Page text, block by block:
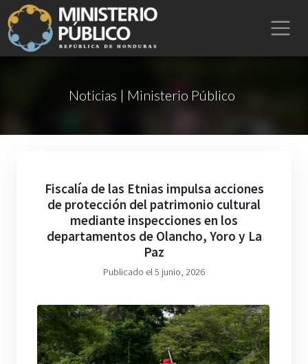
Noticias | Ministerio Público
Fiscalía de las Etnias impulsa acciones
de protección del patrimonio cultural
mediante inspecciones en los
departamentos de Olancho, Yoro y La
Paz
Publicado el 5 junio, 2026